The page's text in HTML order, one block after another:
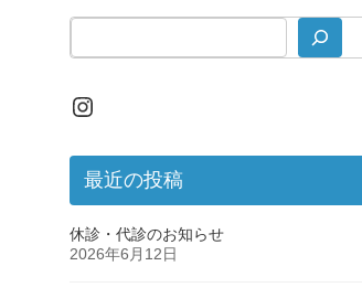
Instagram
最近の投稿
休診・代診のお知らせ
2026年6月12日